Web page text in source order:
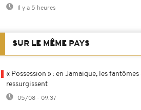
Il y a 5 heures
SUR LE MÊME PAYS
« Possession » : en Jamaïque, les
ressurgissent
05/08 - 09:37